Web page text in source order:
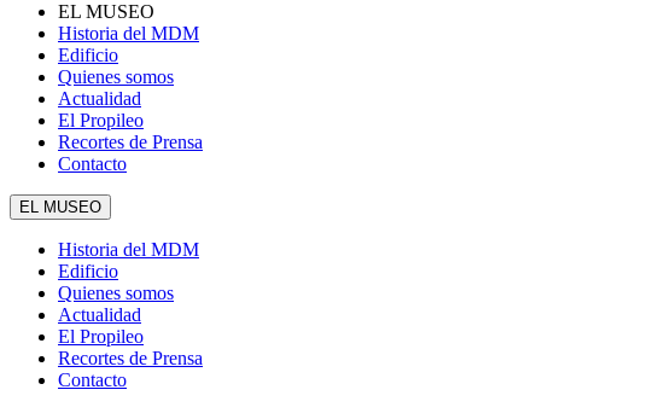
EL MUSEO
Historia del MDM
Edificio
Quienes somos
Actualidad
El Propileo
Recortes de Prensa
Contacto
EL MUSEO
Historia del MDM
Edificio
Quienes somos
Actualidad
El Propileo
Recortes de Prensa
Contacto